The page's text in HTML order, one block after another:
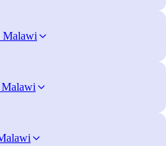
Malawi
Malawi